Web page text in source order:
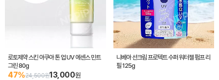
로토제약 스킨 아쿠아 톤 업 UV 에센스 민트
그린 80g
47%24,500원13,000원
니베아 선크림 프로텍트 수퍼 워터젤 펌프 리
필 125g